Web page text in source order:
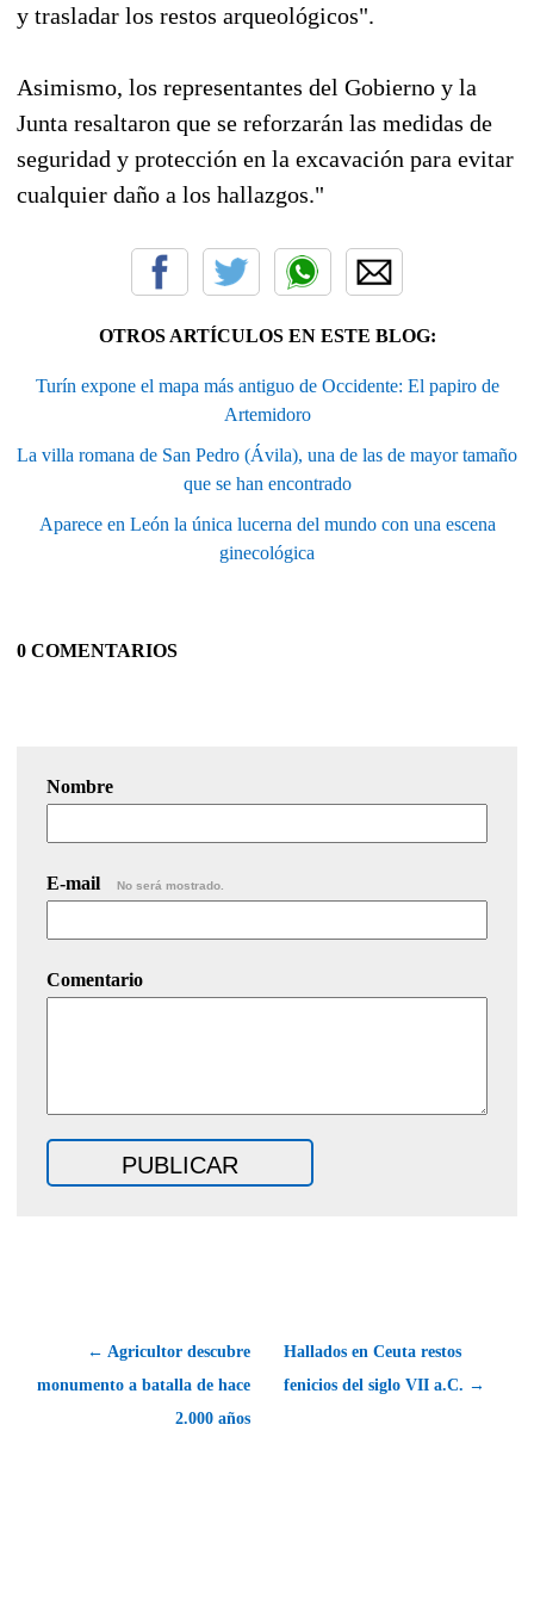
y trasladar los restos arqueológicos".
Asimismo, los representantes del Gobierno y la
Junta resaltaron que se reforzarán las medidas de
seguridad y protección en la excavación para evitar
cualquier daño a los hallazgos."
OTROS ARTÍCULOS EN ESTE BLOG:
Turín expone el mapa más antiguo de Occidente: El papiro de
Artemidoro
La villa romana de San Pedro (Ávila), una de las de mayor tamaño
que se han encontrado
Aparece en León la única lucerna del mundo con una escena
ginecológica
0 COMENTARIOS
Nombre
E-mail No será mostrado.
Comentario
← Agricultor descubre
monumento a batalla de hace
2.000 años
Hallados en Ceuta restos
fenicios del siglo VII a.C. →